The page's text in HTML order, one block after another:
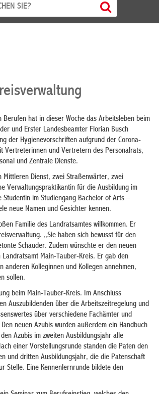
hat in dieser Woche das Arbeitsleben beim
und Erster Landesbeamter Florian Busch
der Hygienevorschriften aufgrund der Corona-
Vertreterinnen und Vertretern des Personalrats,
und Zentrale Dienste.
Dienst, zwei Straßenwärter, zwei
Verwaltungspraktikantin für die Ausbildung im
im Studiengang Bachelor of Arts –
neue Namen und Gesichter kennen.
Familie des Landratsamtes willkommen. Er
„Sie haben sich bewusst für den
Schauder. Zudem wünschte er den neuen
Main-Tauber-Kreis. Er gab den
anderen Kolleginnen und Kollegen annehmen,
sollen.
beim Main-Tauber-Kreis. Im Anschluss
Auszubildenden über die Arbeitszeitregelung und
über verschiedene Fachämter und
neuen Azubis wurden außerdem ein Handbuch
Azubis im zweiten Ausbildungsjahr alle
einer Vorstellungsrunde standen die Paten den
und dritten Ausbildungsjahr, die die Patenschaft
Stelle. Eine Kennenlernrunde bildete den